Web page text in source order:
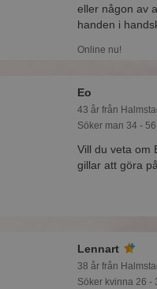
eller någon av
handen i
Online nu!
Eo
43 år från
Söker man 34 -
Vill du veta om
gillar att göra
Lennart
38 år från
Söker kvinna 26 -